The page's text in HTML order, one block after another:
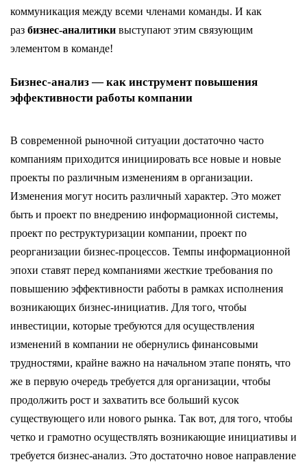
коммуникация между всеми членами команды. И как
раз бизнес-аналитики выступают этим связующим
элементом в команде!
Бизнес-анализ — как инструмент повышения
эффективности работы компании
В современной рыночной ситуации достаточно часто
компаниям приходится инициировать все новые и новые
проекты по различным изменениям в организации.
Изменения могут носить различный характер. Это может
быть и проект по внедрению информационной системы,
проект по реструктуризации компании, проект по
реорганизации бизнес-процессов. Темпы информационной
эпохи ставят перед компаниями жесткие требования по
повышению эффективности работы в рамках исполнения
возникающих бизнес-инициатив. Для того, чтобы
инвестиции, которые требуются для осуществления
изменений в компании не обернулись финансовыми
трудностями, крайне важно на начальном этапе понять, что
же в первую очередь требуется для организации, чтобы
продолжить рост и захватить все больший кусок
существующего или нового рынка. Так вот, для того, чтобы
четко и грамотно осуществлять возникающие инициативы и
требуется бизнес-анализ. Это достаточно новое направление